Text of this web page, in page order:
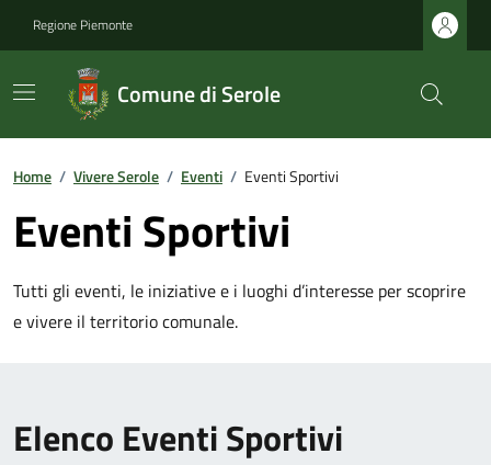
Regione Piemonte
Comune di Serole
Home / Vivere Serole / Eventi / Eventi Sportivi
Eventi Sportivi
Tutti gli eventi, le iniziative e i luoghi d’interesse per scoprire
e vivere il territorio comunale.
Elenco Eventi Sportivi